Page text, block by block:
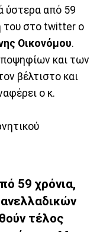
ύστερα από 59
του στο twitter ο
Οικονόμου.
και των
βέλτιστο και
ο κ.
59 χρόνια,
τέλος